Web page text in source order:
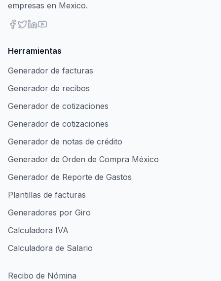
empresas en Mexico.
Herramientas
Generador de facturas
Generador de recibos
Generador de cotizaciones
Generador de cotizaciones
Generador de notas de crédito
Generador de Orden de Compra México
Generador de Reporte de Gastos
Plantillas de facturas
Generadores por Giro
Calculadora IVA
Calculadora de Salario
Recibo de Nómina